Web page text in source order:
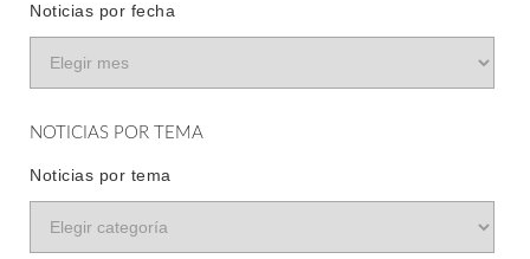
Noticias por fecha
NOTICIAS POR TEMA
Noticias por tema